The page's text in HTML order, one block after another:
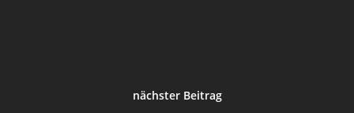
nächster Beitrag